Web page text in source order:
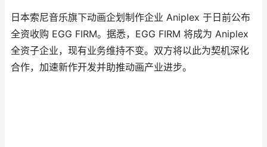
日本索尼音乐旗下动画企划制作企业 Aniplex 于日前公布
全资收购 EGG FIRM。据悉，EGG FIRM 将成为 Aniplex
全资子企业，现有业务维持不变。双方将以此为契机深化
合作，加速新作开发并助推动画产业进步。